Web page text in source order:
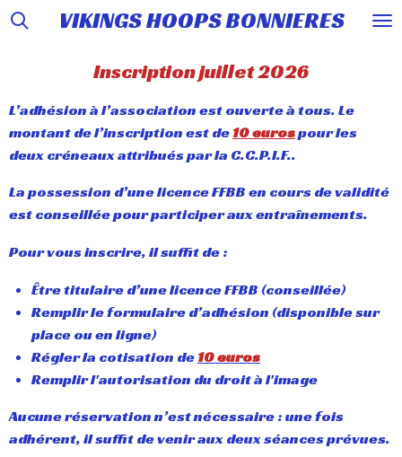
Passer
VIKINGS HOOPS BONNIERES
Inscription juillet 2026
L’adhésion à l’association est ouverte à tous. Le
montant de l’inscription est de10 eurospour les
deux créneaux attribués par la C.C.P.I.F..
La possession d’une licence FFBB en cours de validité
est conseillée pour participer aux entraînements.
Pour vous inscrire, il suffit de :
Être titulaire d’une licence FFBB (conseillée)
Remplir le formulaire d’adhésion (disponible sur
place ou en ligne)
Régler la cotisation de10 euros
Remplir l'autorisation du droit à l'image
Aucune réservation n’est nécessaire : une fois
adhérent, il suffit de venir aux deux séances prévues.